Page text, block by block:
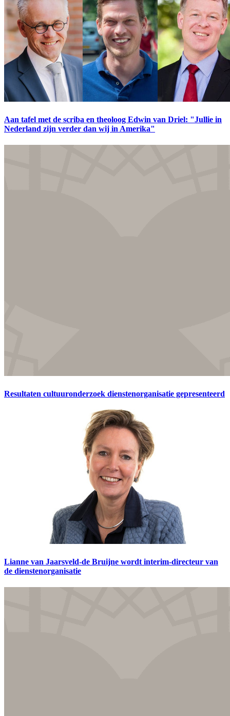
Aan tafel met de scriba en theoloog Edwin van Driel: "Jullie in
Nederland zijn verder dan wij in Amerika"
Resultaten cultuuronderzoek dienstenorganisatie gepresenteerd
Lianne van Jaarsveld-de Bruijne wordt interim-directeur van
de dienstenorganisatie